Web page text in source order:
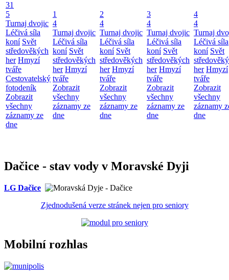
31
5
Turnaj dvojic
Léčivá síla
koní Svět
středověkých
her Hmyzí
tváře
Cestovatelský
fotodeník
Zobrazit
všechny
záznamy ze
dne
1
4
Turnaj dvojic
Léčivá síla
koní Svět
středověkých
her Hmyzí
tváře
Zobrazit
všechny
záznamy ze
dne
2
4
Turnaj dvojic
Léčivá síla
koní Svět
středověkých
her Hmyzí
tváře
Zobrazit
všechny
záznamy ze
dne
3
4
Turnaj dvojic
Léčivá síla
koní Svět
středověkých
her Hmyzí
tváře
Zobrazit
všechny
záznamy ze
dne
4
4
Turnaj
Léčivá síla
koní Svět
her Hmyzí
tváře
Zobrazit
všechny
záznamy
dne
Dačice - stav vody v Moravské Dyji
LG Dačice
Zjednodušená verze stránek nejen pro seniory
Mobilní rozhlas